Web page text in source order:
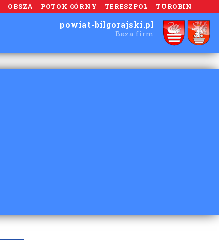
OBSZA POTOK GÓRNY TERESZPOL TUROBIN
powiat-bilgorajski.pl
Baza firm